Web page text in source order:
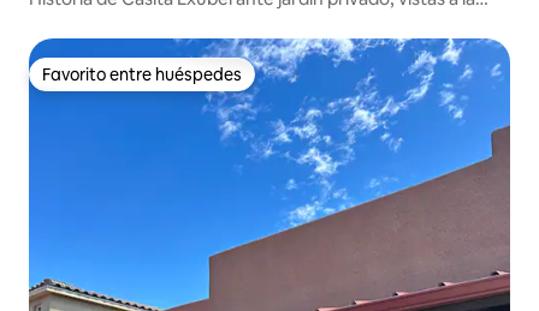
Favorito entre huéspedes
Favorito entre huéspedes